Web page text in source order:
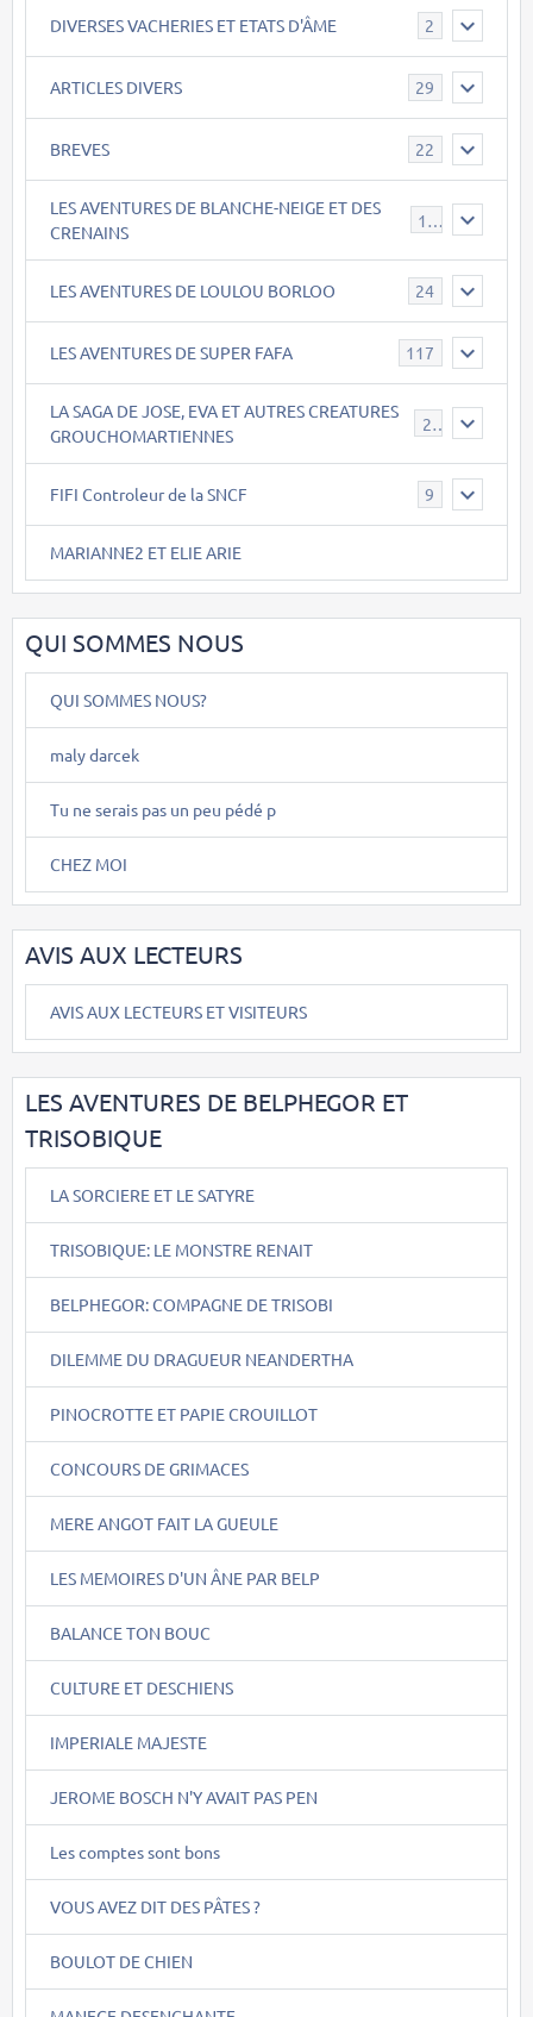
DIVERSES VACHERIES ET ETATS D'ÂME 2
ARTICLES DIVERS 29
BREVES 22
LES AVENTURES DE BLANCHE-NEIGE ET DES
CRENAINS
17
LES AVENTURES DE LOULOU BORLOO 24
LES AVENTURES DE SUPER FAFA 117
LA SAGA DE JOSE, EVA ET AUTRES CREATURES
GROUCHOMARTIENNES
26
FIFI Controleur de la SNCF 9
MARIANNE2 ET ELIE ARIE
QUI SOMMES NOUS
QUI SOMMES NOUS?
maly darcek
Tu ne serais pas un peu pédé p
CHEZ MOI
AVIS AUX LECTEURS
AVIS AUX LECTEURS ET VISITEURS
LES AVENTURES DE BELPHEGOR ET
TRISOBIQUE
LA SORCIERE ET LE SATYRE
TRISOBIQUE: LE MONSTRE RENAIT
BELPHEGOR: COMPAGNE DE TRISOBI
DILEMME DU DRAGUEUR NEANDERTHA
PINOCROTTE ET PAPIE CROUILLOT
CONCOURS DE GRIMACES
MERE ANGOT FAIT LA GUEULE
LES MEMOIRES D'UN ÂNE PAR BELP
BALANCE TON BOUC
CULTURE ET DESCHIENS
IMPERIALE MAJESTE
JEROME BOSCH N'Y AVAIT PAS PEN
Les comptes sont bons
VOUS AVEZ DIT DES PÂTES ?
BOULOT DE CHIEN